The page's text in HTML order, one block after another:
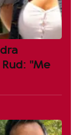
"Me